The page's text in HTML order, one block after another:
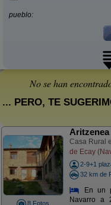
pueblo:
No se han
... PERO, TE
8 Fotos
Aritzenea
Casa Rural
de Ecay
2-9+1
32 km de
En un
Navarro a